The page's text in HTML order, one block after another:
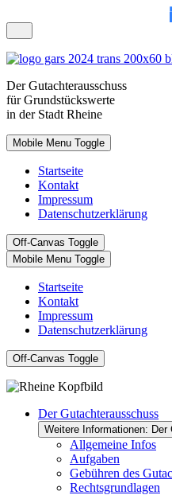
DerGutachterausschuss
für Grundstückswerte
in der Stadt Rheine
Mobile Menu Toggle
Startseite
Kontakt
Impressum
Datenschutzerklärung
Off-Canvas Toggle
Mobile Menu Toggle
Startseite
Kontakt
Impressum
Datenschutzerklärung
Off-Canvas Toggle
Der Gutachterausschuss
Weitere Informationen:
Allgemeine Infos
Aufgaben
Gebühren des
Rechtsgrundlagen